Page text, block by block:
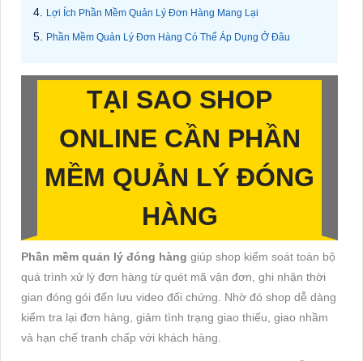
Lợi Ích Phần Mềm Quản Lý Đơn Hàng Mang Lại
Phần Mềm Quản Lý Đơn Hàng Có Thể Áp Dụng Ở Đâu
TẠI SAO SHOP
ONLINE CẦN PHẦN
MỀM QUẢN LÝ ĐÓNG
HÀNG
Phần mềm quản lý đóng hàng giúp shop kiểm soát toàn bộ
quá trình xử lý đơn hàng từ quét mã vận đơn, ghi nhận thời
gian đóng gói đến lưu video đối chứng. Nhờ đó shop dễ dàng
kiểm tra lại đơn hàng, giảm tình trạng giao thiếu, giao nhầm
và hạn chế tranh chấp với khách hàng.